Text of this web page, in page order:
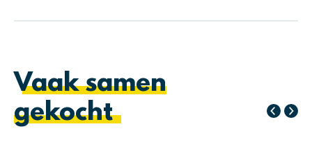
Vaak samen
gekocht